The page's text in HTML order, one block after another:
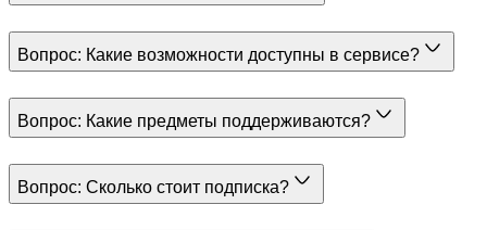
Вопрос: Какие возможности доступны в сервисе?
Вопрос: Какие предметы поддерживаются?
Вопрос: Сколько стоит подписка?